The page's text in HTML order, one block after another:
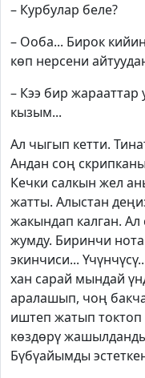
– Курбулар беле?
– Ооба... Бирок
көп нерсени
– Кээ бир
кызым...
Ал чыгып кетти.
Андан соң
Кечки салкын жел
жатты. Алыстан
жакындап калган.
жумду. Биринчи
экинчиси...
хан сарай мындай
аралашып, чоң
иштеп жатып
көздөрү
Бүбүайымды